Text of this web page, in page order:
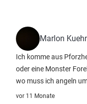
Marlon
Ich komme aus
oder eine Monster
wo muss ich angeln
vor 11 Monate